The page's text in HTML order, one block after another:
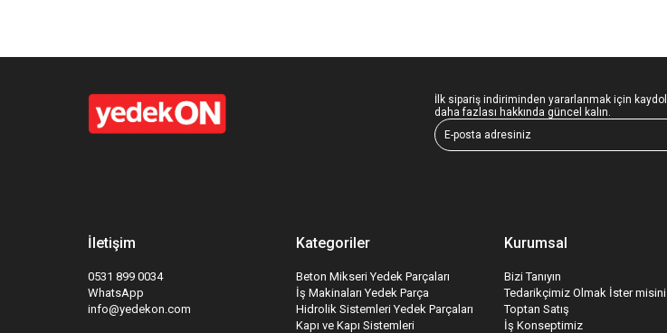
İlk sipariş indiriminden yararlanmak için
daha fazlası hakkında güncel kalın.
İletişim
0531 899 0034
WhatsApp
info@yedekon.com
Kategoriler
Beton Mikseri Yedek Parçaları
İş Makinaları Yedek Parça
Hidrolik Sistemleri Yedek Parçaları
Kapı ve Kapı Sistemleri
Kurumsal
Bizi Tanıyın
Tedarikçimiz Olmak İster
Toptan Satış
İş Konseptimiz